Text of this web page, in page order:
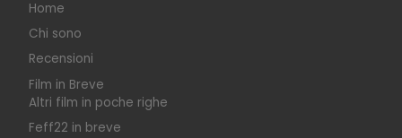
Home
Chi sono
Recensioni
Film in Breve
Altri film in poche righe
Feff22 in breve